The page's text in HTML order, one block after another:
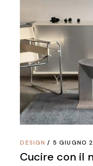
DESIGN 5 GIUGNO
Cucire con il